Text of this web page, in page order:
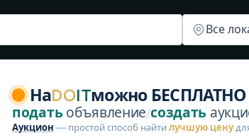
и продавцов на DoIt. Сейчас
завод
Коленовский СЗ
Все
НаDOITможно БЕСПЛАТНО
подать объявление/создать
Аукцион — простой способ найти лучшую цену